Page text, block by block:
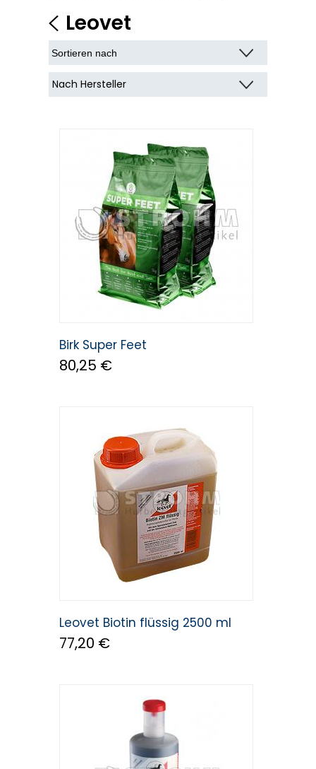
Leovet
Nach Hersteller
Birk Super Feet
80,25 €
Leovet Biotin flüssig 2500 ml
77,20 €